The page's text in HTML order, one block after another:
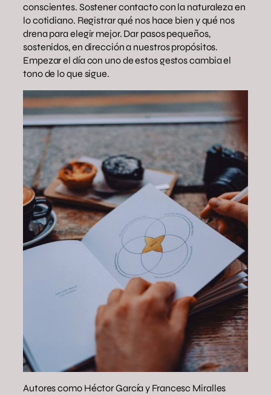
conscientes. Sostener contacto con la naturaleza en
lo cotidiano. Registrar qué nos hace bien y qué nos
drena para elegir mejor. Dar pasos pequeños,
sostenidos, en dirección a nuestros propósitos.
Empezar el día con uno de estos gestos cambia el
tono de lo que sigue.
Autores como Héctor García y Francesc Miralles